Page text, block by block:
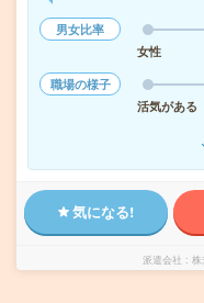
男女比率
女性
職場の様子
活気がある
気になる!
派遣会社 株